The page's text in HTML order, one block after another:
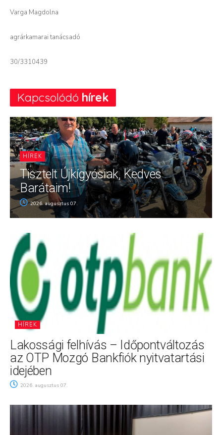
Varga Magdolna
agrárkamarai tanácsadó
30/3310439
Kapcsolódó hírek
HÍREK
Tisztelt Újkígyósiak, Kedves
Barátaim!
2026. augusztus 07.
HÍREK
Lakossági felhívás – Időpontváltozás
az OTP Mozgó Bankfiók nyitvatartási
idejében
2026. augusztus 07.